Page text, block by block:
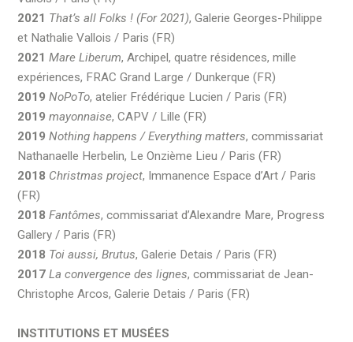
2021 That’s all Folks ! (For 2021), Galerie Georges-Philippe
et Nathalie Vallois / Paris (FR)
2021 Mare Liberum, Archipel, quatre résidences, mille
expériences, FRAC Grand Large / Dunkerque (FR)
2019 NoPoTo, atelier Frédérique Lucien / Paris (FR)
2019 mayonnaise, CAPV / Lille (FR)
2019 Nothing happens / Everything matters, commissariat
Nathanaelle Herbelin, Le Onzième Lieu / Paris (FR)
2018 Christmas project, Immanence Espace d’Art / Paris
(FR)
2018 Fantômes, commissariat d’Alexandre Mare, Progress
Gallery / Paris (FR)
2018 Toi aussi, Brutus, Galerie Detais / Paris (FR)
2017 La convergence des lignes, commissariat de Jean-
Christophe Arcos, Galerie Detais / Paris (FR)
INSTITUTIONS ET MUSÉES